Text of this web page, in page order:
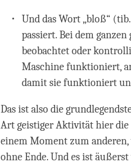
Und das Wort „bloß“
passiert. Bei dem
beobachtet oder
Maschine funktioniert,
damit sie funktioniert
Das ist also die
Art geistiger Aktivität hier die
einem Moment zum
ohne Ende. Und es ist